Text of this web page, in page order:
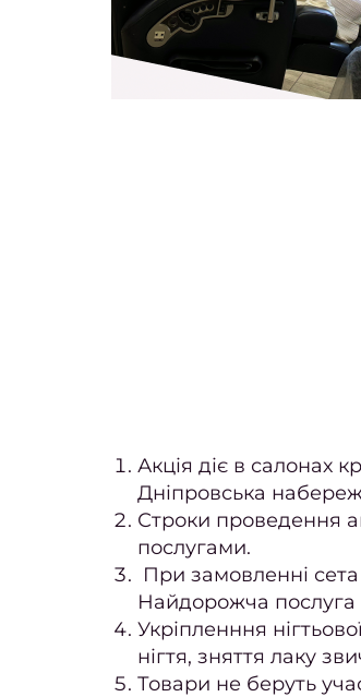
Акція діє в салонах
Дніпровська
Строки проведення
послугами.
При замовленні сета
Найдорожча послуга
Укріпленння
нігтя, зняття лаку
Товари не беруть